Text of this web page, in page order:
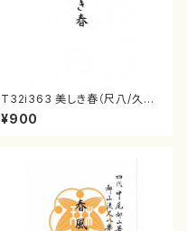
T32i363 美しき春（尺八/久本
玄智/楽譜）都山流公刊楽譜曲
番:2068
¥900